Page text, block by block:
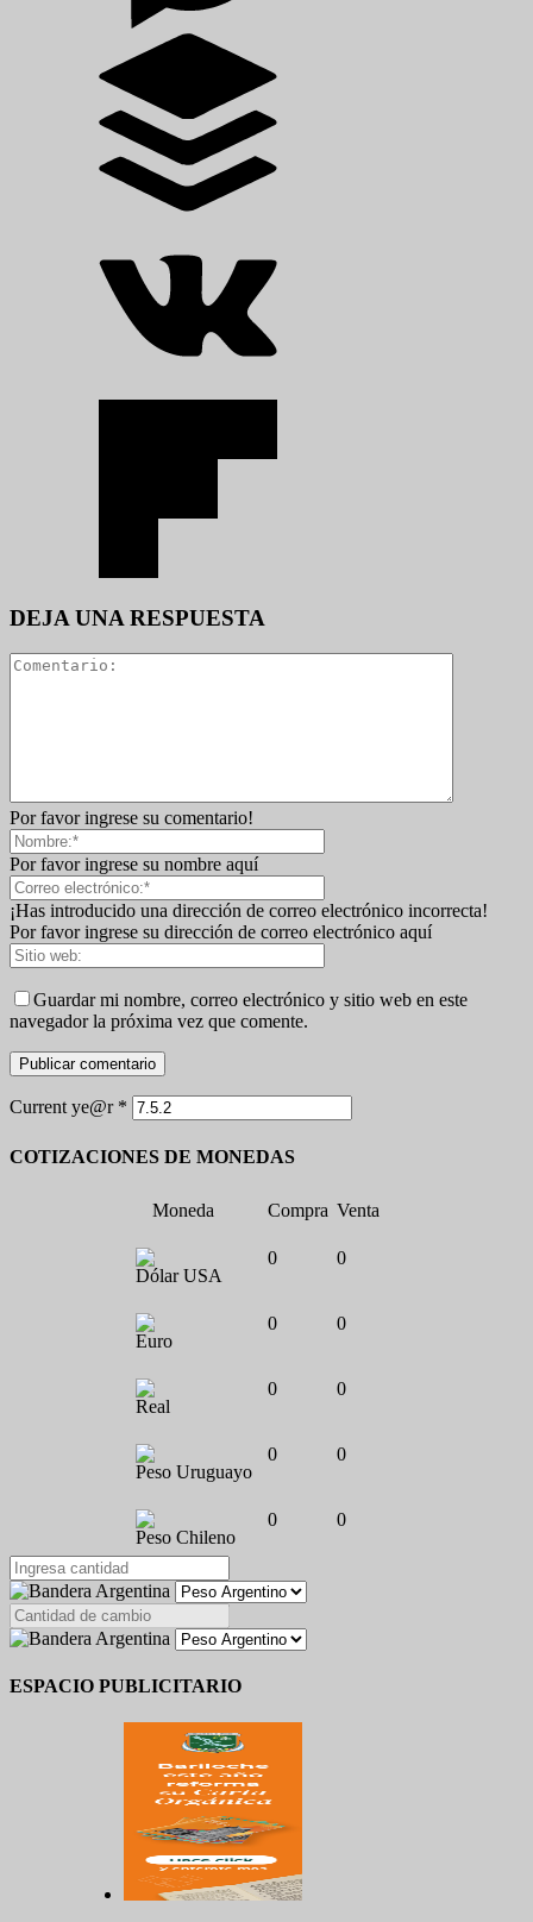
DEJA UNA RESPUESTA
Por favor ingrese su comentario!
Por favor ingrese su nombre aquí
¡Has introducido una dirección de correo electrónico incorrecta!
Por favor ingrese su dirección de correo electrónico aquí
Guardar mi nombre, correo electrónico y sitio web en este
navegador la próxima vez que comente.
Current ye@r *
COTIZACIONES DE MONEDAS
Moneda Compra Venta
Dólar USA
0 0
Euro
0 0
Real
0 0
Peso Uruguayo
0 0
Peso Chileno
0 0
ESPACIO PUBLICITARIO